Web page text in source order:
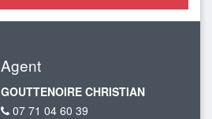
Agent
GOUTTENOIRE CHRISTIAN
07 71 04 60 39